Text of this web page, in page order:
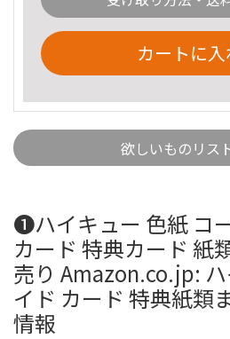
カートに入
欲しいものリス
❶ハイキュー 色紙 コ
カード 特典カード 紙
売り Amazon.co.jp:
イド カード 特典紙類
情報